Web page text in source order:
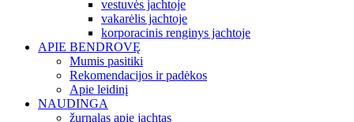
vestuvės jachtoje
vakarėlis jachtoje
korporacinis renginys jachtoje
APIE BENDROVĘ
Mumis pasitiki
Rekomendacijos ir padėkos
Apie leidinį
NAUDINGA
žurnalas apie jachtas